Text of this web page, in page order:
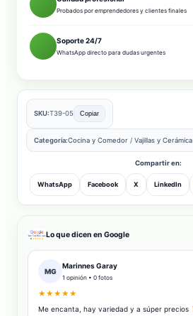
Probados por emprendedores y clientes finales
Soporte 24/7
WhatsApp directo para dudas urgentes
SKU:T39-05 Copiar
Categoría:Cocina y Comedor / Vajillas y Cerámica
Compartir en:
WhatsApp Facebook X LinkedIn
Lo que dicen en Google
MG
Marinnes Garay
1 opinión • 0 fotos
★★★★★
Me encanta, hay variedad y a súper precios